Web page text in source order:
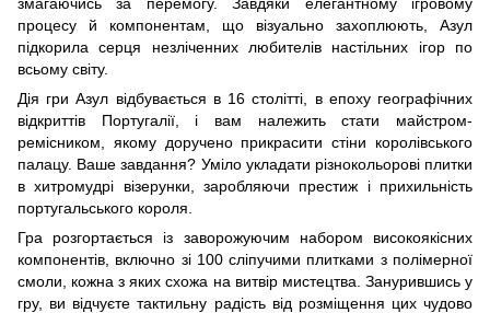
процесу й компонентам, що візуально захоплюють, Азул
підкорила серця незліченних любителів настільних ігор по
всьому світу.
Дія гри Азул відбувається в 16 столітті, в епоху географічних
відкриттів Португалії, і вам належить стати майстром-
ремісником, якому доручено прикрасити стіни королівського
палацу. Ваше завдання? Уміло укладати різнокольорові плитки
в хитромудрі візерунки, заробляючи престиж і прихильність
португальського короля.
Гра розгортається із заворожуючим набором високоякісних
компонентів, включно зі 100 сліпучими плитками з полімерної
смоли, кожна з яких схожа на витвір мистецтва. Занурившись у
гру, ви відчуєте тактильну радість від розміщення цих чудово